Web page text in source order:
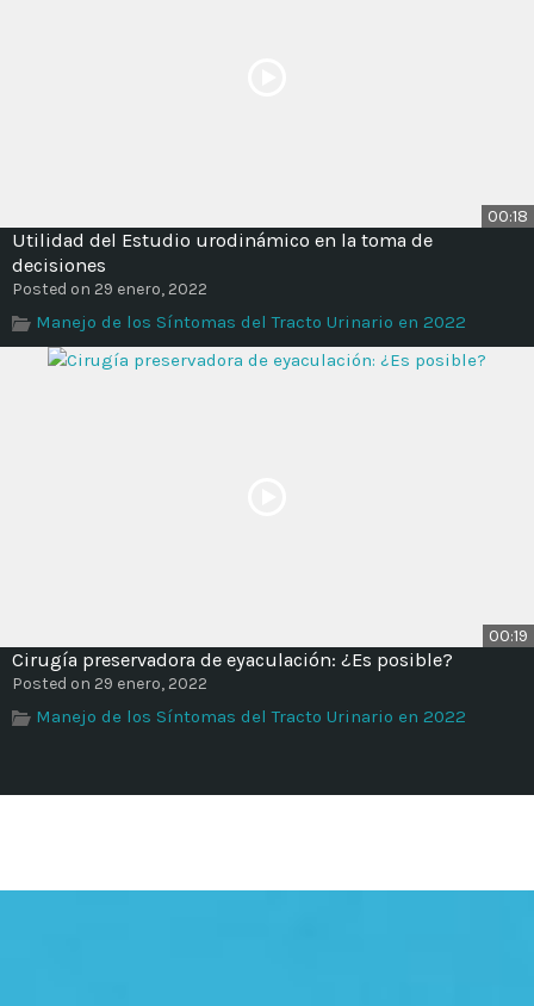
00:18
Utilidad del Estudio urodinámico en la toma de
decisiones
Posted on 29 enero, 2022
Manejo de los Síntomas del Tracto Urinario en 2022
00:19
Cirugía preservadora de eyaculación: ¿Es posible?
Posted on 29 enero, 2022
Manejo de los Síntomas del Tracto Urinario en 2022